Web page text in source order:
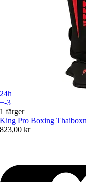
24h
+-3
1 färger
King Pro Boxing
823,00 kr